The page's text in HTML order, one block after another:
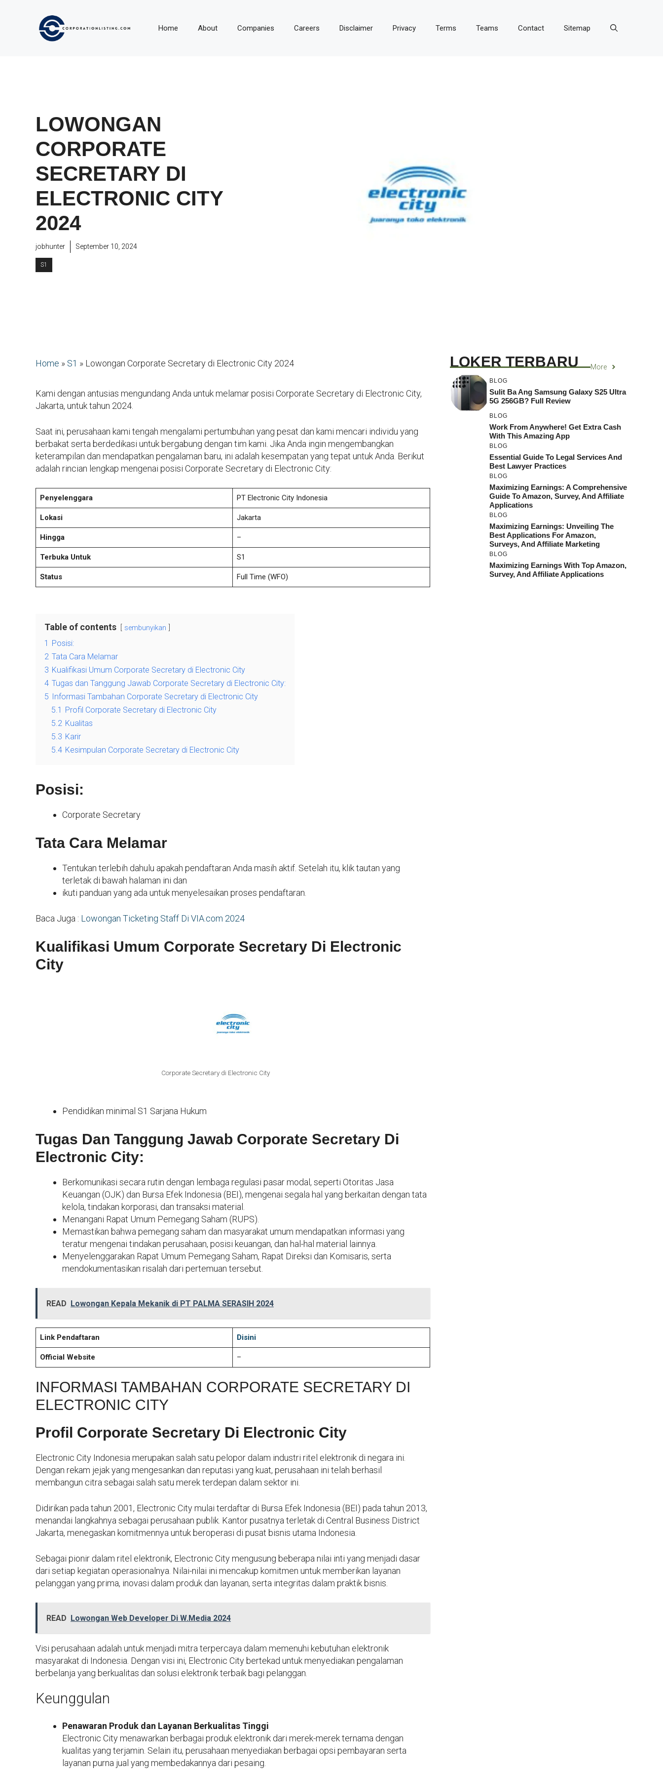
Home About Companies Careers Disclaimer Privacy Terms Teams Contact Sitemap
LOWONGAN
CORPORATE
SECRETARY DI
ELECTRONIC CITY
2024
jobhunter September 10, 2024
S1
Home » S1 » Lowongan Corporate Secretary di Electronic City 2024
Kami dengan antusias mengundang Anda untuk melamar posisi Corporate Secretary di Electronic City,
Jakarta, untuk tahun 2024.
Saat ini, perusahaan kami tengah mengalami pertumbuhan yang pesat dan kami mencari individu yang
berbakat serta berdedikasi untuk bergabung dengan tim kami. Jika Anda ingin mengembangkan
keterampilan dan mendapatkan pengalaman baru, ini adalah kesempatan yang tepat untuk Anda. Berikut
adalah rincian lengkap mengenai posisi Corporate Secretary di Electronic City:
Penyelenggara PT Electronic City Indonesia
Lokasi Jakarta
Hingga –
Terbuka Untuk S1
Status Full Time (WFO)
Table of contents sembunyikan
1
Posisi:
2 Tata Cara Melamar
3 Kualifikasi Umum Corporate Secretary di Electronic City
4 Tugas dan Tanggung Jawab Corporate Secretary di Electronic City:
5
Informasi Tambahan Corporate Secretary di Electronic City
5.1
Profil Corporate Secretary di Electronic City
5.2 Kualitas
5.3 Karir
5.4 Kesimpulan Corporate Secretary di Electronic City
Posisi:
Corporate Secretary
Tata Cara Melamar
Tentukan terlebih dahulu apakah pendaftaran Anda masih aktif. Setelah itu, klik tautan yang
terletak di bawah halaman ini dan
ikuti panduan yang ada untuk menyelesaikan proses pendaftaran.
Baca Juga : Lowongan Ticketing Staff Di VIA.com 2024
Kualifikasi Umum Corporate Secretary Di Electronic
City
Corporate Secretary di Electronic City
Pendidikan minimal S1 Sarjana Hukum
Tugas Dan Tanggung Jawab Corporate Secretary Di
Electronic City:
Berkomunikasi secara rutin dengan lembaga regulasi pasar modal, seperti Otoritas Jasa
Keuangan (OJK) dan Bursa Efek Indonesia (BEI), mengenai segala hal yang berkaitan dengan tata
kelola, tindakan korporasi, dan transaksi material.
Menangani Rapat Umum Pemegang Saham (RUPS).
Memastikan bahwa pemegang saham dan masyarakat umum mendapatkan informasi yang
teratur mengenai tindakan perusahaan, posisi keuangan, dan hal-hal material lainnya.
Menyelenggarakan Rapat Umum Pemegang Saham, Rapat Direksi dan Komisaris, serta
mendokumentasikan risalah dari pertemuan tersebut.
READ Lowongan Kepala Mekanik di PT PALMA SERASIH 2024
Link Pendaftaran Disini
Official Website –
INFORMASI TAMBAHAN CORPORATE SECRETARY DI
ELECTRONIC CITY
Profil Corporate Secretary Di Electronic City
Electronic City Indonesia merupakan salah satu pelopor dalam industri ritel elektronik di negara ini.
Dengan rekam jejak yang mengesankan dan reputasi yang kuat, perusahaan ini telah berhasil
membangun citra sebagai salah satu merek terdepan dalam sektor ini.
Didirikan pada tahun 2001, Electronic City mulai terdaftar di Bursa Efek Indonesia (BEI) pada tahun 2013,
menandai langkahnya sebagai perusahaan publik. Kantor pusatnya terletak di Central Business District
Jakarta, menegaskan komitmennya untuk beroperasi di pusat bisnis utama Indonesia.
Sebagai pionir dalam ritel elektronik, Electronic City mengusung beberapa nilai inti yang menjadi dasar
dari setiap kegiatan operasionalnya. Nilai-nilai ini mencakup komitmen untuk memberikan layanan
pelanggan yang prima, inovasi dalam produk dan layanan, serta integritas dalam praktik bisnis.
READ Lowongan Web Developer Di W.Media 2024
Visi perusahaan adalah untuk menjadi mitra terpercaya dalam memenuhi kebutuhan elektronik
masyarakat di Indonesia. Dengan visi ini, Electronic City bertekad untuk menyediakan pengalaman
berbelanja yang berkualitas dan solusi elektronik terbaik bagi pelanggan.
Keunggulan
Penawaran Produk dan Layanan Berkualitas Tinggi
Electronic City menawarkan berbagai produk elektronik dari merek-merek ternama dengan
kualitas yang terjamin. Selain itu, perusahaan menyediakan berbagai opsi pembayaran serta
layanan purna jual yang membedakannya dari pesaing.
LOKER TERBARU More
BLOG
Sulit Ba Ang Samsung Galaxy S25 Ultra
5G 256GB? Full Review
BLOG
Work From Anywhere! Get Extra Cash
With This Amazing App
BLOG
Essential Guide To Legal Services And
Best Lawyer Practices
BLOG
Maximizing Earnings: A Comprehensive
Guide To Amazon, Survey, And Affiliate
Applications
BLOG
Maximizing Earnings: Unveiling The
Best Applications For Amazon,
Surveys, And Affiliate Marketing
BLOG
Maximizing Earnings With Top Amazon,
Survey, And Affiliate Applications